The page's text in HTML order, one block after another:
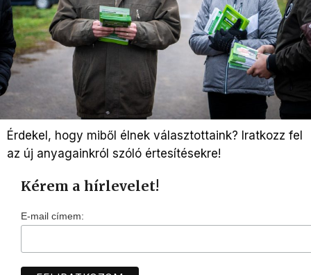
Érdekel, hogy miből élnek választottaink? Iratkozz fel
az új anyagainkról szóló értesítésekre!
Kérem a hírlevelet!
E-mail címem: